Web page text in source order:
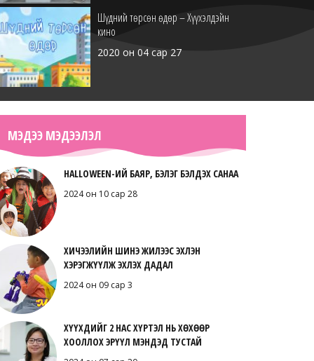
Шүдний төрсөн өдөр – Хүүхэлдэйн
кино
2020 он 04 сар 27
2020 он 04 сар 25
2020 он 03 сар 22
Маамуу нэвтрүүлэг – ТОМДСОН
МЭДЭЭ МЭДЭЭЛЭЛ
HALLOWEEN-ИЙ БАЯР, БЭЛЭГ БЭЛДЭХ САНАА
2024 он 10 сар 28
ХИЧЭЭЛИЙН ШИНЭ ЖИЛЭЭС ЭХЛЭН
ХЭРЭГЖҮҮЛЖ ЭХЛЭХ ДАДАЛ
2024 он 09 сар 3
ХҮҮХДИЙГ 2 НАС ХҮРТЭЛ НЬ ХӨХӨӨР
ХООЛЛОХ ЭРҮҮЛ МЭНДЭД ТУСТАЙ